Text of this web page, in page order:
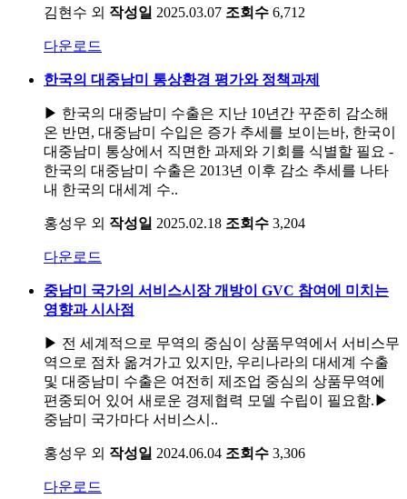
김현수 외 작성일 2025.03.07 조회수 6,712
다운로드
한국의 대중남미 통상환경 평가와 정책과제
▶ 한국의 대중남미 수출은 지난 10년간 꾸준히 감소해
온 반면, 대중남미 수입은 증가 추세를 보이는바, 한국이
대중남미 통상에서 직면한 과제와 기회를 식별할 필요 -
한국의 대중남미 수출은 2013년 이후 감소 추세를 나타
내 한국의 대세계 수..
홍성우 외 작성일 2025.02.18 조회수 3,204
다운로드
중남미 국가의 서비스시장 개방이 GVC 참여에 미치는
영향과 시사점
▶ 전 세계적으로 무역의 중심이 상품무역에서 서비스무
역으로 점차 옮겨가고 있지만, 우리나라의 대세계 수출
및 대중남미 수출은 여전히 제조업 중심의 상품무역에
편중되어 있어 새로운 경제협력 모델 수립이 필요함.▶
중남미 국가마다 서비스시..
홍성우 외 작성일 2024.06.04 조회수 3,306
다운로드